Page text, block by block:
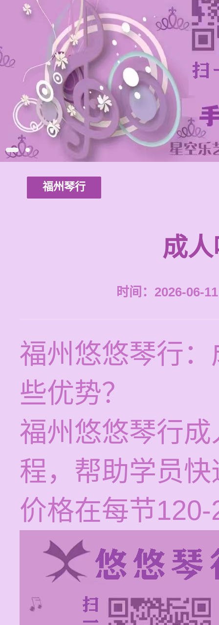
福州琴行
成
时间：2026-06-
福州悠悠琴行
些优势？
福州悠悠琴行
程，帮助学员
价格在每节